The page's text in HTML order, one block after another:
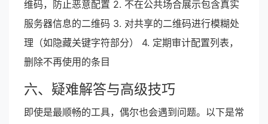
维码，防止恶意配置 2. 不在公共场合展示包含真实
服务器信息的二维码 3. 对共享的二维码进行模糊处
理（如隐藏关键字符部分） 4. 定期审计配置列表，
删除不再使用的条目
六、疑难解答与高级技巧
即使是最顺畅的工具，偶尔也会遇到问题。以下是常